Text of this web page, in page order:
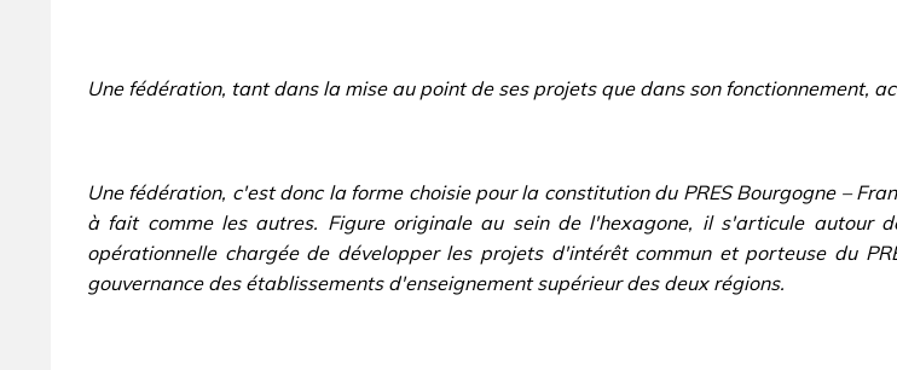
Une fédération, tant dans la mise au point de ses projets que dans son fonctionnement,
Une fédération, c'est donc la forme choisie pour la constitution du PRES Bourgogne –
à fait comme les autres. Figure originale au sein de l'hexagone, il s'articule autour
opérationnelle chargée de développer les projets d'intérêt commun et porteuse du
gouvernance des établissements d'enseignement supérieur des deux régions.